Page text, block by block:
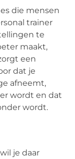
die mensen
trainer
te
maakt,
een
dat je
afneemt,
wordt en dat
wordt.
je daar